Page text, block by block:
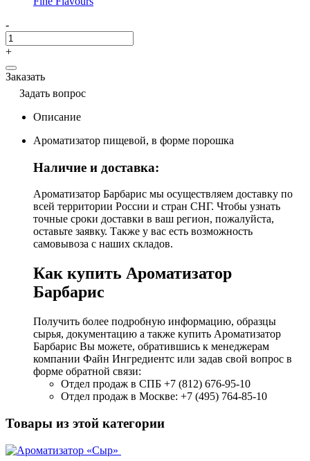
-
+
Заказать
Задать вопрос
Описание
Ароматизатор пищевой, в форме порошка
Наличие и доставка:
Ароматизатор Барбарис мы осуществляем доставку по
всей территории России и стран СНГ. Чтобы узнать
точные сроки доставки в ваш регион, пожалуйста,
оставьте заявку. Также у вас есть возможность
самовывоза с наших складов.
Как купить Ароматизатор
Барбарис
Получить более подробную информацию, образцы
сырья, документацию а также купить Ароматизатор
Барбарис Вы можете, обратившись к менеджерам
компании Файн Ингредиентс или задав свой вопрос в
форме обратной связи:
Отдел продаж в СПБ +7 (812) 676-95-10
Отдел продаж в Москве: +7 (495) 764-85-10
Товары из этой категории